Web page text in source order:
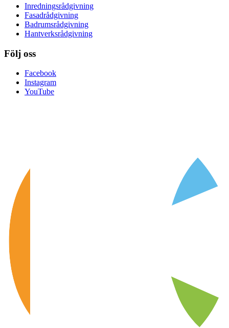
Inredningsrådgivning
Fasadrådgivning
Badrumsrådgivning
Hantverksrådgivning
Följ oss
Facebook
Instagram
YouTube